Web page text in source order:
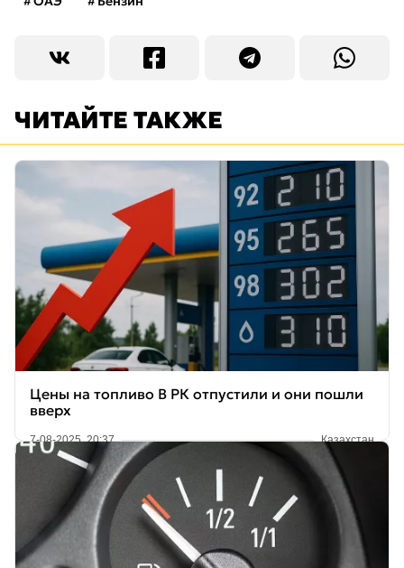
ЧИТАЙТЕ ТАКЖЕ
Цены на топливо В РК отпустили и они пошли
вверх
7-08-2025, 20:37 Казахстан